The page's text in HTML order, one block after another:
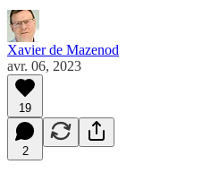
Xavier de Mazenod
avr. 06, 2023
19
2